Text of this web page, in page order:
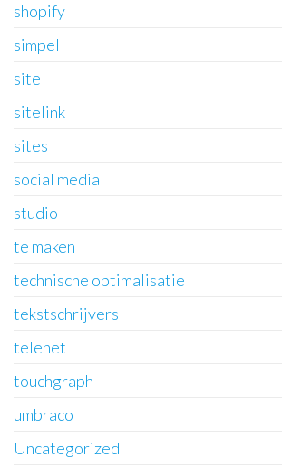
shopify
simpel
site
sitelink
sites
social media
studio
te maken
technische optimalisatie
tekstschrijvers
telenet
touchgraph
umbraco
Uncategorized